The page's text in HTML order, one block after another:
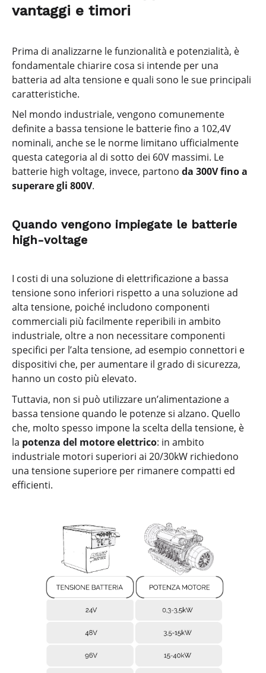
vantaggi e timori
Prima di analizzarne le funzionalità e potenzialità, è
fondamentale chiarire cosa si intende per una
batteria ad alta tensione e quali sono le sue principali
caratteristiche.
Nel mondo industriale, vengono comunemente
definite a bassa tensione le batterie fino a 102,4V
nominali, anche se le norme limitano ufficialmente
questa categoria al di sotto dei 60V massimi. Le
batterie high voltage, invece, partono da 300V fino a
superare gli 800V.
Quando vengono impiegate le batterie
high-voltage
I costi di una soluzione di elettrificazione a bassa
tensione sono inferiori rispetto a una soluzione ad
alta tensione, poiché includono componenti
commerciali più facilmente reperibili in ambito
industriale, oltre a non necessitare componenti
specifici per l’alta tensione, ad esempio connettori e
dispositivi che, per aumentare il grado di sicurezza,
hanno un costo più elevato.
Tuttavia, non si può utilizzare un’alimentazione a
bassa tensione quando le potenze si alzano. Quello
che, molto spesso impone la scelta della tensione, è
la potenza del motore elettrico: in ambito
industriale motori superiori ai 20/30kW richiedono
una tensione superiore per rimanere compatti ed
efficienti.